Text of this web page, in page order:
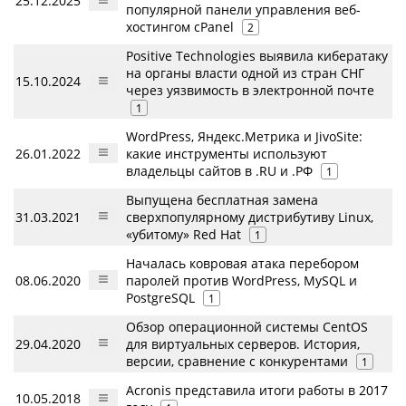
популярной панели управления веб-
хостингом cPanel
2
15.10.2024
Positive Technologies выявила кибератаку
на органы власти одной из стран СНГ
через уязвимость в электронной почте
1
26.01.2022
WordPress, Яндекс.Метрика и JivoSite:
какие инструменты используют
владельцы сайтов в .RU и .РФ
1
31.03.2021
Выпущена бесплатная замена
сверхпопулярному дистрибутиву Linux,
«убитому» Red Hat
1
08.06.2020
Началась ковровая атака перебором
паролей против WordPress, MySQL и
PostgreSQL
1
29.04.2020
Обзор операционной системы CentOS
для виртуальных серверов. История,
версии, сравнение с конкурентами
1
10.05.2018
Acronis представила итоги работы в 2017